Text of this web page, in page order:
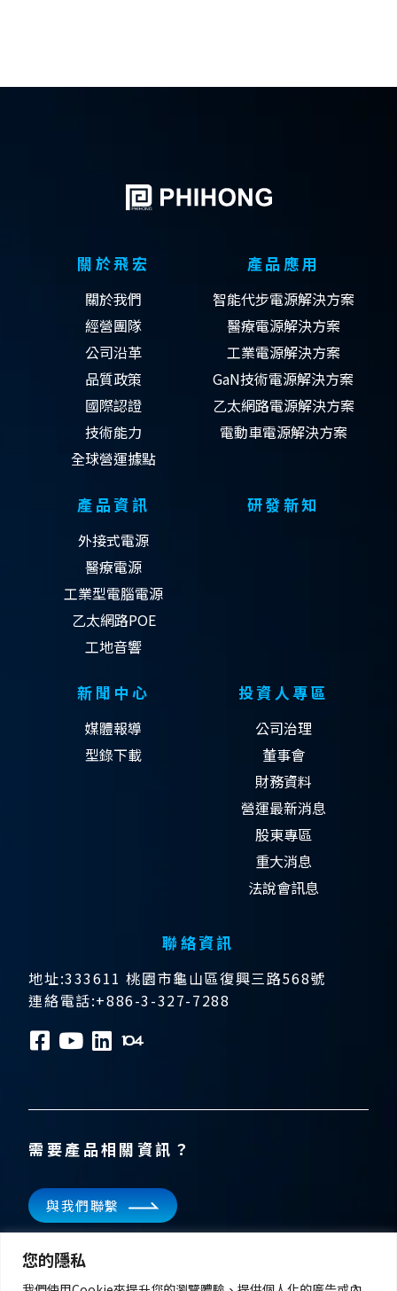
您的隱私
關於飛宏
關於我們
經營團隊
公司沿革
品質政策
國際認證
技術能力
全球營運據點
產品應用
智能代步電源解決方案
醫療電源解決方案
工業電源解決方案
GaN技術電源解決方案
乙太網路電源解決方案
電動車電源解決方案
產品資訊
外接式電源
醫療電源
工業型電腦電源
乙太網路POE
工地音響
研發新知
新聞中心
媒體報導
型錄下載
投資人專區
公司治理
董事會
財務資料
營運最新消息
股東專區
重大消息
法說會訊息
聯絡資訊
地址:333611 桃園市龜山區復興三路568號
連絡電話:+886-3-327-7288
訂閱電子報
需要產品相關資訊？
與我們聯繫